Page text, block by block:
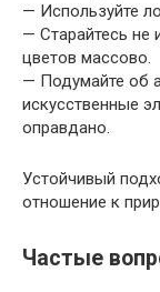
— Используйте
— Старайтесь не
цветов массово.
— Подумайте об
искусственные
оправдано.
Устойчивый
отношение к
Частые